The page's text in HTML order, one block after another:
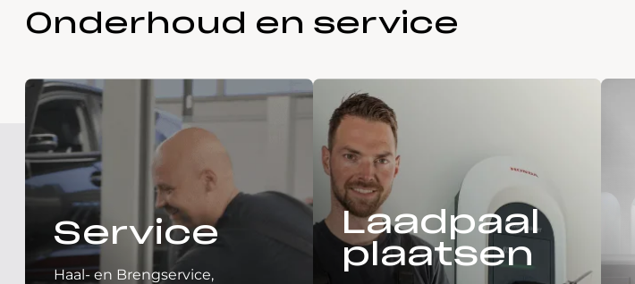
Onderhoud en service
Service
Haal- en Brengservice,
Laadpaal
plaatsen